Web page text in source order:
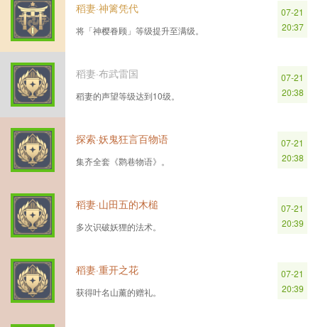
稻妻·神篱凭代
将「神樱眷顾」等级提升至满级。
07-21
20:37
稻妻·布武雷国
稻妻的声望等级达到10级。
07-21
20:38
探索·妖鬼狂言百物语
集齐全套《鹮巷物语》。
07-21
20:38
稻妻·山田五的木槌
多次识破妖狸的法术。
07-21
20:39
稻妻·重开之花
获得叶名山薰的赠礼。
07-21
20:39